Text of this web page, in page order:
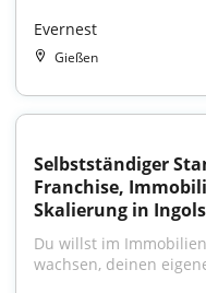
Evernest
Gießen
Selbstständiger
Franchise,
Skalierung in
Du willst im
wachsen, deinen